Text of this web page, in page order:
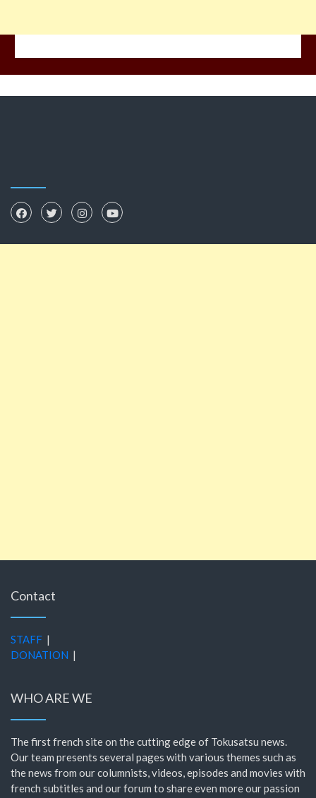
Contact
STAFF |
DONATION |
WHO ARE WE
The first french site on the cutting edge of Tokusatsu news.
Our team presents several pages with various themes such as
the news from our columnists, videos, episodes and movies with
french subtitles and our forum to share even more our passion